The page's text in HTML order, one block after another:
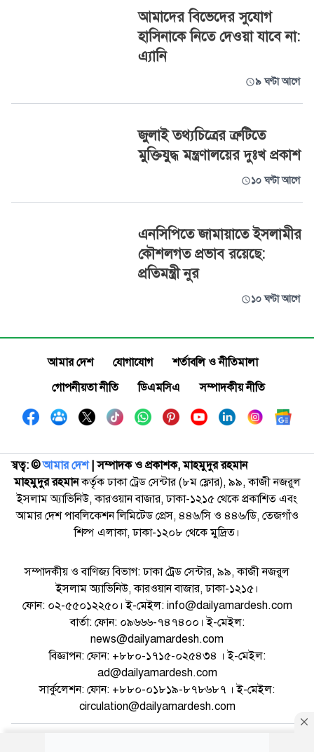
আমাদের বিভেদের সুযোগ
হাসিনাকে নিতে দেওয়া যাবে না:
এ্যানি
৯ ঘণ্টা আগে
জুলাই তথ্যচিত্রের ত্রুটিতে
মুক্তিযুদ্ধ মন্ত্রণালয়ের দুঃখ প্রকাশ
১০ ঘণ্টা আগে
এনসিপিতে জামায়াতে ইসলামীর
কৌশলগত প্রভাব রয়েছে:
প্রতিমন্ত্রী নুর
১০ ঘণ্টা আগে
আমার দেশ যোগাযোগ
শর্তাবলি ও নীতিমালা
গোপনীয়তা নীতি
ডিএমসিএ সম্পাদকীয় নীতি
স্বত্ব: ©️আমার দেশ| সম্পাদক ও প্রকাশক, মাহমুদুর রহমান
মাহমুদুর রহমানকর্তৃক ঢাকা ট্রেড সেন্টার (৮ম ফ্লোর), ৯৯, কাজী নজরুল
ইসলাম অ্যাভিনিউ, কারওয়ান বাজার, ঢাকা-১২১৫ থেকে প্রকাশিত এবং
আমার দেশ পাবলিকেশন লিমিটেড প্রেস, ৪৪৬/সি ও ৪৪৬/ডি, তেজগাঁও
শিল্প এলাকা, ঢাকা-১২০৮ থেকে মুদ্রিত।
সম্পাদকীয় ও বাণিজ্য বিভাগ: ঢাকা ট্রেড সেন্টার, ৯৯, কাজী নজরুল
ইসলাম অ্যাভিনিউ, কারওয়ান বাজার, ঢাকা-১২১৫।
ফোন: ০২-৫৫০১২২৫০। ই-মেইল: info@dailyamardesh.com
বার্তা: ফোন: ০৯৬৬৬-৭৪৭৪০০। ই-মেইল:
news@dailyamardesh.com
বিজ্ঞাপন: ফোন: +৮৮০-১৭১৫-০২৫৪৩৪ । ই-মেইল:
ad@dailyamardesh.com
সার্কুলেশন: ফোন: +৮৮০-০১৮১৯-৮৭৮৬৮৭ । ই-মেইল:
circulation@dailyamardesh.com